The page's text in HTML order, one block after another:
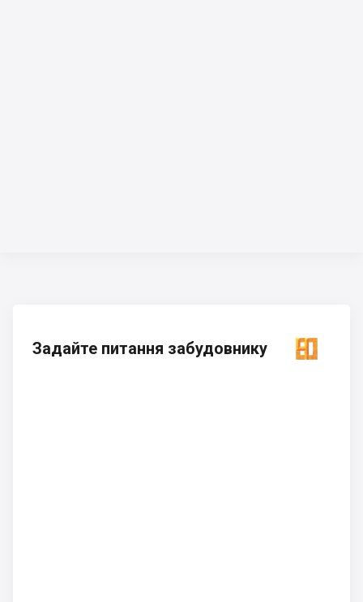
Задайте питання забудовнику